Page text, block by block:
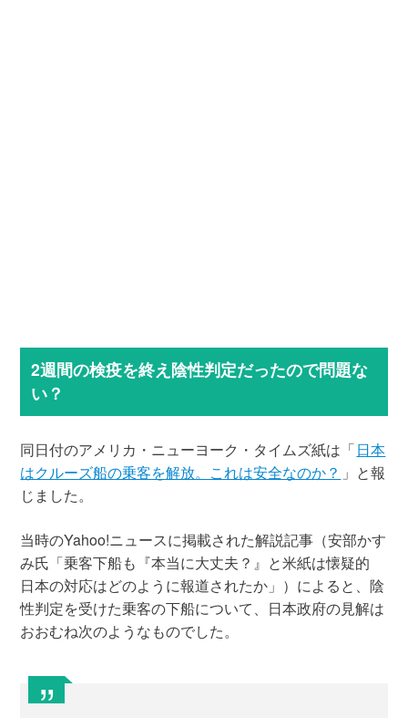
2週間の検疫を終え陰性判定だったので問題な
い？
同日付のアメリカ・ニューヨーク・タイムズ紙は「日本
はクルーズ船の乗客を解放。これは安全なのか？ 」と報
じました。
当時のYahoo!ニュースに掲載された解説記事（安部かす
み氏「乗客下船も『本当に大丈夫？』と米紙は懐疑的
日本の対応はどのように報道されたか」）によると、陰
性判定を受けた乗客の下船について、日本政府の見解は
おおむね次のようなものでした。